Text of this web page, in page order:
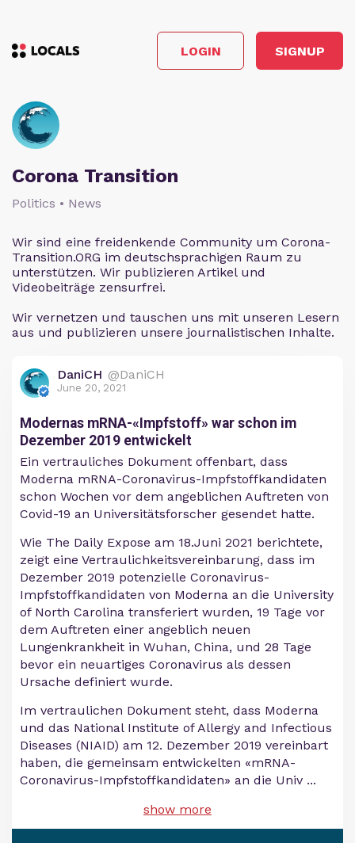
LOGIN SIGNUP
Corona Transition
Politics • News
Wir sind eine freidenkende Community um Corona-
Transition.ORG im deutschsprachigen Raum zu
unterstützen. Wir publizieren Artikel und
Videobeiträge zensurfrei.
Wir vernetzen und tauschen uns mit unseren Lesern
aus und publizieren unsere journalistischen Inhalte.
DaniCH @DaniCH
June 20, 2021
Modernas mRNA-«Impfstoff» war schon im
Dezember 2019 entwickelt
Ein vertrauliches Dokument offenbart, dass
Moderna mRNA-Coronavirus-Impfstoffkandidaten
schon Wochen vor dem angeblichen Auftreten von
Covid-19 an Universitätsforscher gesendet hatte.
Wie The Daily Expose am 18.Juni 2021 berichtete,
zeigt eine Vertraulichkeitsvereinbarung, dass im
Dezember 2019 potenzielle Coronavirus-
Impfstoffkandidaten von Moderna an die University
of North Carolina transferiert wurden, 19 Tage vor
dem Auftreten einer angeblich neuen
Lungenkrankheit in Wuhan, China, und 28 Tage
bevor ein neuartiges Coronavirus als dessen
Ursache definiert wurde.
Im vertraulichen Dokument steht, dass Moderna
und das National Institute of Allergy and Infectious
Diseases (NIAID) am 12. Dezember 2019 vereinbart
haben, die gemeinsam entwickelten «mRNA-
Coronavirus-Impfstoffkandidaten» an die Univ ...
show more